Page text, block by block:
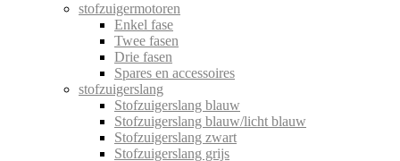
stofzuigermotoren
Enkel fase
Twee fasen
Drie fasen
Spares en accessoires
stofzuigerslang
Stofzuigerslang blauw
Stofzuigerslang blauw/licht blauw
Stofzuigerslang zwart
Stofzuigerslang grijs